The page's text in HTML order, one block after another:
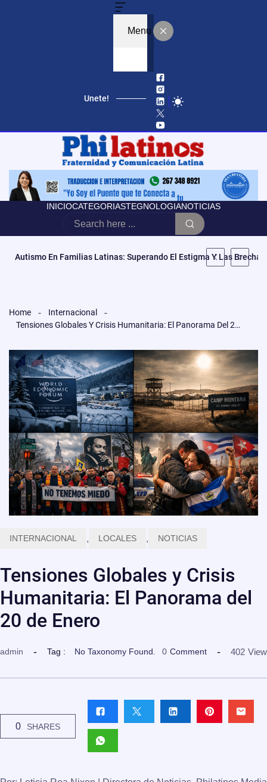
Menu
Unete!
INICIOCATEGORIASTEGNOLOGIANOTICIAS
«No Es Vencer Tus Cargas, Es Abrazarlas»: Mila La Morena
Home
Internacional
Tensiones Globales Y Crisis Humanitaria: El Panorama Del 20 De Enero
INTERNACIONAL , LOCALES , NOTICIAS
Tensiones Globales y Crisis
Humanitaria: El Panorama del
20 de Enero
admin Tag : No Taxonomy Found. 0 Comment 402 View
0 SHARES